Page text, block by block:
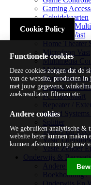
Gaming
Geluidskaarten
Handheld
Headsets Vast
Home Theater
Microfoon Vast
Multimedia
Multimedia
Multimedia
Optical Disk
Pc Videokaart
Repeater /
Sound Systems
Splitter
Tuners En
Vaste
Vaste Zender
Onderwijs &
Andere
Boekhouding /
Cookie Policy
Functionele cookies
Deze cookies zorgen dat de
van de website, producten
met jouw gegevens,
zoekresultaten filteren etc.
Andere cookies
We gebruiken analytische &
website beter kunnen maken
kunnen afstemmen op jouw